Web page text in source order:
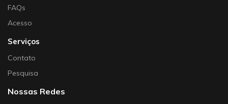
FAQs
Acesso
Serviços
Contato
Pesquisa
Nossas Redes